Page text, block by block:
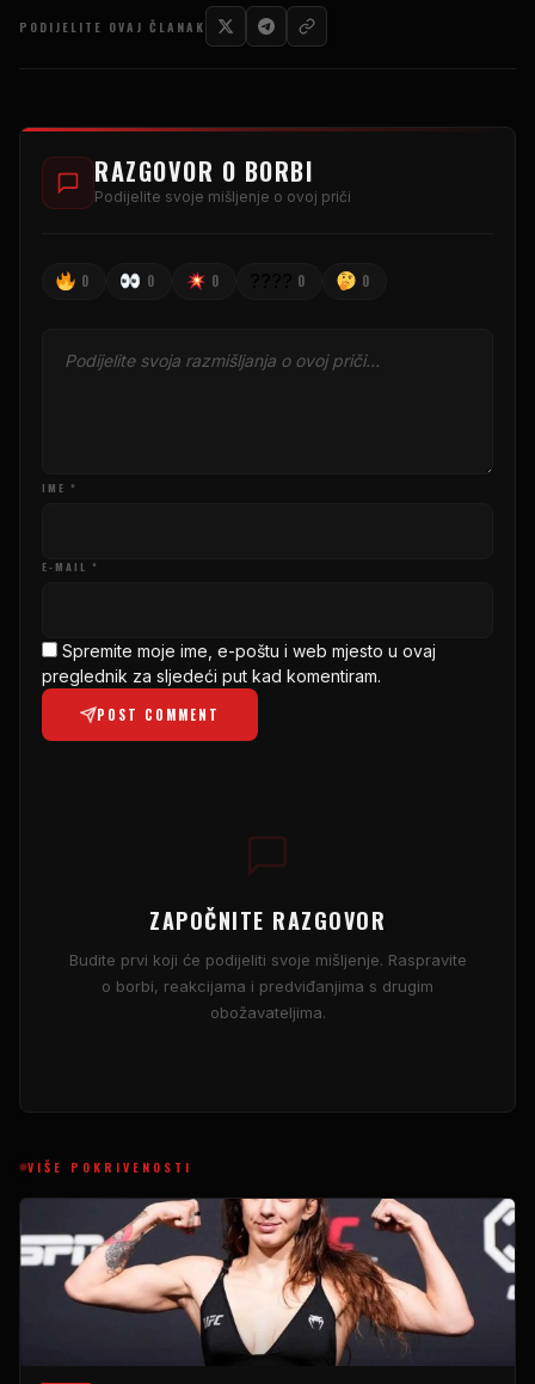
PODIJELITE OVAJ ČLANAK
RAZGOVOR O BORBI
Podijelite svoje mišljenje o ovoj priči
0 0 0 0 0
IME *
E-MAIL *
Spremite moje ime, e-poštu i web mjesto u ovaj
preglednik za sljedeći put kad komentiram.
POST COMMENT
ZAPOČNITE RAZGOVOR
Budite prvi koji će podijeliti svoje mišljenje. Raspravite
o borbi, reakcijama i predviđanjima s drugim
obožavateljima.
VIŠE POKRIVENOSTI